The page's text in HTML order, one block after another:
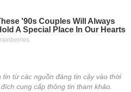
tin từ các nguồn đáng tin cậy vào thời
cung cấp thông tin tham khảo.